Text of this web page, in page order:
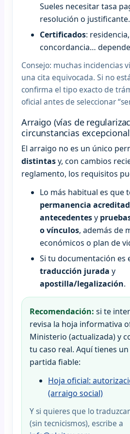
Sueles necesitar tasa
resolución o justificante.
Certificados:
concordancia…
Consejo: muchas incidencias
una cita equivocada. Si no
confirma el tipo exacto de
oficial antes de seleccionar
Arraigo (vías de
circunstancias
El arraigo no es un único
distintasy, con cambios
reglamento, los requisitos
Lo más habitual es que
permanencia
antecedentesy
o vínculos, además de
económicos o plan de
Si tu documentación es
traducción jurada y
apostilla/legalización.
Recomendación: si te
revisa la hoja informativa
Ministerio (actualizada) y
tu caso real. Aquí tienes
partida fiable:
Hoja oficial:
(arraigo social)
Y si quieres que lo
(sin tecnicismos), escribe a